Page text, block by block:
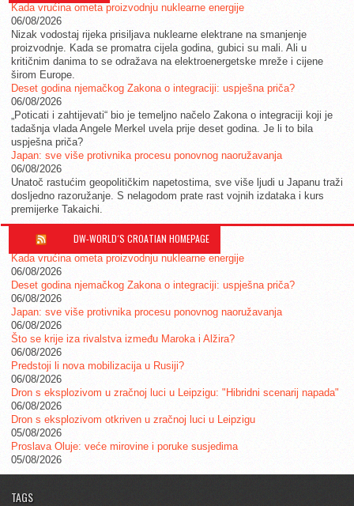
Kada vrućina ometa proizvodnju nuklearne energije
06/08/2026
Nizak vodostaj rijeka prisiljava nuklearne elektrane na smanjenje
proizvodnje. Kada se promatra cijela godina, gubici su mali. Ali u
kritičnim danima to se odražava na elektroenergetske mreže i cijene
širom Europe.
Deset godina njemačkog Zakona o integraciji: uspješna priča?
06/08/2026
„Poticati i zahtijevati“ bio je temeljno načelo Zakona o integraciji koji je
tadašnja vlada Angele Merkel uvela prije deset godina. Je li to bila
uspješna priča?
Japan: sve više protivnika procesu ponovnog naoružavanja
06/08/2026
Unatoč rastućim geopolitičkim napetostima, sve više ljudi u Japanu traži
dosljedno razoružanje. S nelagodom prate rast vojnih izdataka i kurs
premijerke Takaichi.
DW-WORLD´S CROATIAN HOMEPAGE
Kada vrućina ometa proizvodnju nuklearne energije
06/08/2026
Deset godina njemačkog Zakona o integraciji: uspješna priča?
06/08/2026
Japan: sve više protivnika procesu ponovnog naoružavanja
06/08/2026
Što se krije iza rivalstva između Maroka i Alžira?
06/08/2026
Predstoji li nova mobilizacija u Rusiji?
06/08/2026
Dron s eksplozivom u zračnoj luci u Leipzigu: "Hibridni scenarij napada"
06/08/2026
Dron s eksplozivom otkriven u zračnoj luci u Leipzigu
05/08/2026
Proslava Oluje: veće mirovine i poruke susjedima
05/08/2026
TAGS